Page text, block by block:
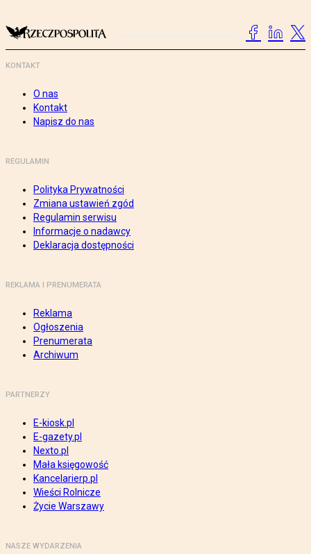
KONTAKT
O nas
Kontakt
Napisz do nas
REGULAMIN
Polityka Prywatności
Zmiana ustawień zgód
Regulamin serwisu
Informacje o nadawcy
Deklaracja dostępności
REKLAMA I PRENUMERATA
Reklama
Ogłoszenia
Prenumerata
Archiwum
PARTNERZY
E-kiosk.pl
E-gazety.pl
Nexto.pl
Mała księgowość
Kancelarierp.pl
Wieści Rolnicze
Życie Warszawy
NASZE WYDARZENIA